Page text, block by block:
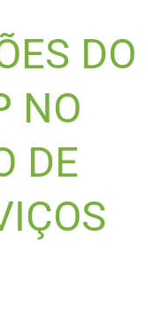
DO
NO
DE